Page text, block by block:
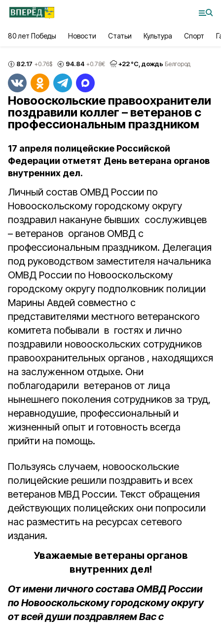
80 лет Победы Новости Статьи Культура Спорт
82.17 +0.76$ 94.84 +0.78€ +22°С, дождь Белгород
Новооскольские правоохранители
поздравили коллег – ветеранов с
профессиональным праздником
17 апреля полицейские Российской
Федерации отметят День ветерана органов
внутренних дел.
Личный состав ОМВД России по
Новооскольскому городскому округу
поздравил накануне бывших сослуживцев
– ветеранов органов ОМВД с
профессиональным праздником. Делегация
под руководством заместителя начальника
ОМВД России по Новооскольскому
городскому округу подполковник полиции
Марины Авдей совместно с
представителями местного ветеранского
комитета побывали в гостях и лично
поздравили новооскольских сотрудников
правоохранительных органов , находящихся
на заслуженном отдыхе. Они
поблагодарили ветеранов от лица
нынешнего поколения сотрудников за труд,
неравнодушие, профессиональный и
жизненный опыт и готовность всегда
прийти на помощь.
Пользуясь случаем, новооскольские
полицейские решили поздравить и всех
ветеранов МВД России. Текст обращения
действующих полицейских они попросили
нас разместить на ресурсах сетевого
издания.
Уважаемые ветераны органов
внутренних дел!
От имени личного состава ОМВД России
по Новооскольскому городскому округу
от всей души поздравляем Вас с